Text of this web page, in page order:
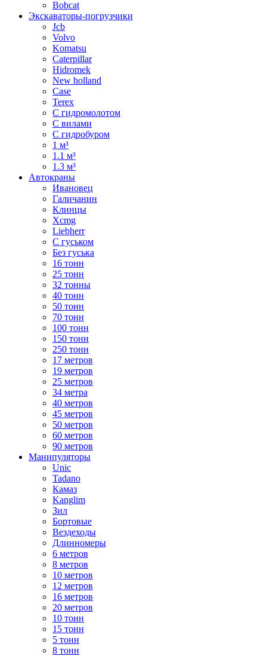
Bobcat
Экскаваторы-погрузчики
Jcb
Volvo
Komatsu
Caterpillar
Hidromek
New holland
Case
Terex
С гидромолотом
С вилами
С гидробуром
1 м³
1.1 м³
1.3 м³
Автокраны
Ивановец
Галичанин
Клинцы
Xcmg
Liebherr
С гуськом
Без гуська
16 тонн
25 тонн
32 тонны
40 тонн
50 тонн
70 тонн
100 тонн
150 тонн
250 тонн
17 метров
19 метров
25 метров
34 метра
40 метров
45 метров
50 метров
60 метров
90 метров
Манипуляторы
Unic
Tadano
Камаз
Kanglim
Зил
Бортовые
Вездеходы
Длинномеры
6 метров
8 метров
10 метров
12 метров
16 метров
20 метров
10 тонн
15 тонн
5 тонн
8 тонн